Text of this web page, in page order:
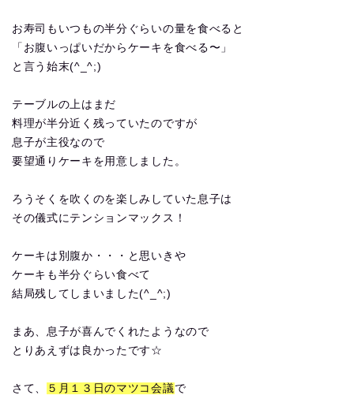
お寿司もいつもの半分ぐらいの量を食べると
「お腹いっぱいだからケーキを食べる〜」
と言う始末(^_^;)
テーブルの上はまだ
料理が半分近く残っていたのですが
息子が主役なので
要望通りケーキを用意しました。
ろうそくを吹くのを楽しみしていた息子は
その儀式にテンションマックス！
ケーキは別腹か・・・と思いきや
ケーキも半分ぐらい食べて
結局残してしまいました(^_^;)
まあ、息子が喜んでくれたようなので
とりあえずは良かったです☆
さて、 ５月１３日のマツコ会議で